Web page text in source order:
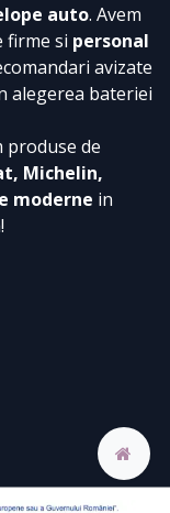
auto. Avem
firme si personal
avizate
alegerea bateriei
produse de
Michelin,
moderne in